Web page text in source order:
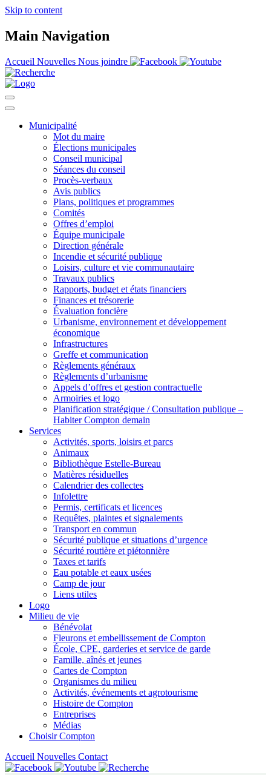
Skip to content
Main Navigation
Accueil Nouvelles Nous joindre
Municipalité
Mot du maire
Élections municipales
Conseil municipal
Séances du conseil
Procès-verbaux
Avis publics
Plans, politiques et programmes
Comités
Offres d’emploi
Équipe municipale
Direction générale
Incendie et sécurité publique
Loisirs, culture et vie communautaire
Travaux publics
Rapports, budget et états financiers
Finances et trésorerie
Évaluation foncière
Urbanisme, environnement et développement
économique
Infrastructures
Greffe et communication
Règlements généraux
Règlements d’urbanisme
Appels d’offres et gestion contractuelle
Armoiries et logo
Planification stratégique / Consultation publique –
Habiter Compton demain
Services
Activités, sports, loisirs et parcs
Animaux
Bibliothèque Estelle-Bureau
Matières résiduelles
Calendrier des collectes
Infolettre
Permis, certificats et licences
Requêtes, plaintes et signalements
Transport en commun
Sécurité publique et situations d’urgence
Sécurité routière et piétonnière
Taxes et tarifs
Eau potable et eaux usées
Camp de jour
Liens utiles
Logo
Milieu de vie
Bénévolat
Fleurons et embellissement de Compton
École, CPE, garderies et service de garde
Famille, aînés et jeunes
Cartes de Compton
Organismes du milieu
Activités, événements et agrotourisme
Histoire de Compton
Entreprises
Médias
Choisir Compton
Accueil Nouvelles Contact